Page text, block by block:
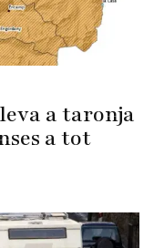
a taronja
a tot